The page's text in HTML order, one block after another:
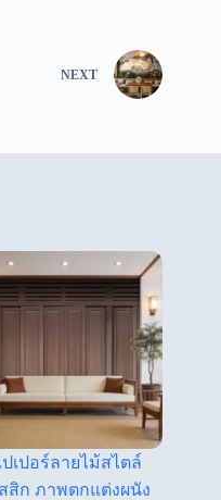
NEXT
ปเปอร์ลายไม้สไตล์
สิก ภาพตกแต่งผนัง